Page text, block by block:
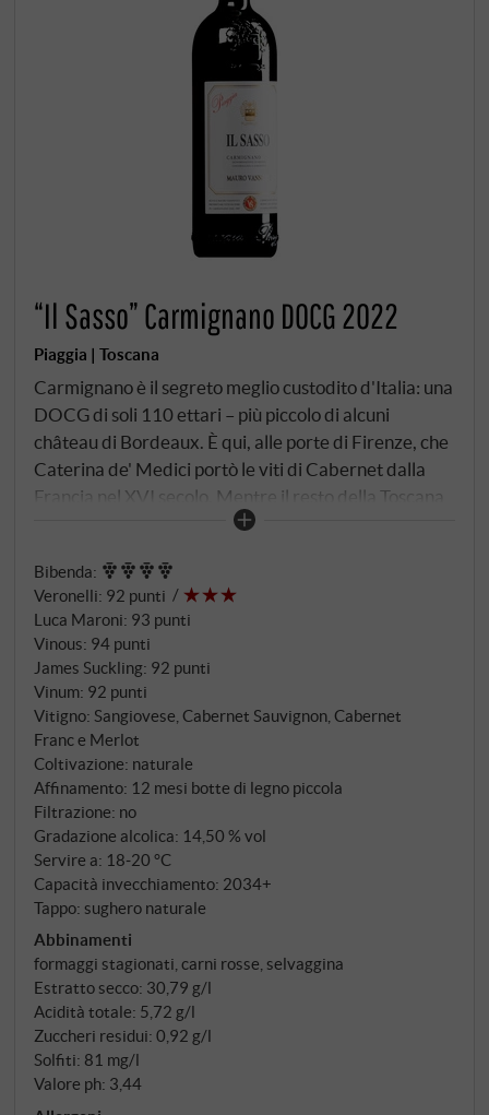
“Il Sasso” Carmignano DOCG 2022
Piaggia | Toscana
Carmignano è il segreto meglio custodito d'Italia: una
DOCG di soli 110 ettari – più piccolo di alcuni
château di Bordeaux. È qui, alle porte di Firenze, che
Caterina de' Medici portò le viti di Cabernet dalla
Francia nel XVI secolo. Mentre il resto della Toscana
inventò i Super Tuscan secoli dopo, Carmignano
proviene dall'omonimo cru a Santa Cristina a
Mezzana: due ettari e mezzo, viti di trent'anni, argilla
e galestro a 250 metri di altitudine. Il 70% di
Sangiovese, più Cabernet Sauvignon, Merlot e un
tocco di Cabernet Franc – la classica formula del
Carmignano nello stile di Silvia Vannucci.
Fermentazione con lieviti naturali, quasi tre
settimane di permanenza sulle bucce, poi dodici mesi
in barrique francesi usate – nessun legno nuovo, nulla
deve distrarre dal terroir. Imbottigliato non filtrato e
affinato in bottiglia per altri sei mesi.
Bibenda:
Veronelli: 92 punti
Luca Maroni: 93 punti
Vinous: 94 punti
James Suckling: 92 punti
Vinum: 92 punti
Vitigno: Sangiovese, Cabernet Sauvignon, Cabernet
Franc e Merlot
Coltivazione: naturale
Affinamento: 12 mesi botte di legno piccola
Filtrazione: no
Gradazione alcolica: 14,50 % vol
Servire a: 18‑20 °C
Capacità invecchiamento: 2034+
Tappo: sughero naturale
Abbinamenti
formaggi stagionati, carni rosse, selvaggina
Estratto secco: 30,79 g/l
Acidità totale: 5,72 g/l
Zuccheri residui: 0,92 g/l
Solfiti: 81 mg/l
Valore ph: 3,44